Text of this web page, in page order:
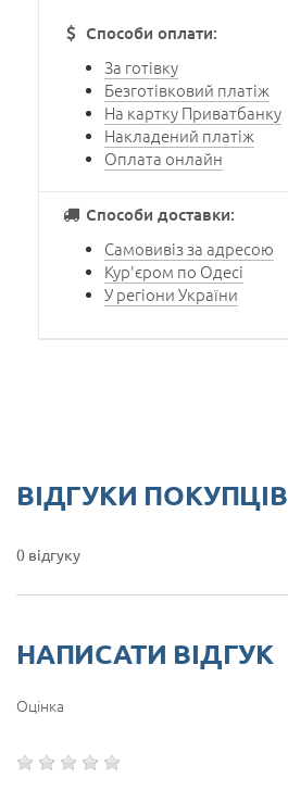
Способи оплати:
За готівку
Безготівковий платіж
На картку Приватбанку
Накладений платіж
Оплата онлайн
Способи доставки:
Самовивіз за адресою
Кур'єром по Одесі
У регіони України
ВІДГУКИ ПОКУПЦІВ
0 відгуку
НАПИСАТИ ВІДГУК
Оцінка